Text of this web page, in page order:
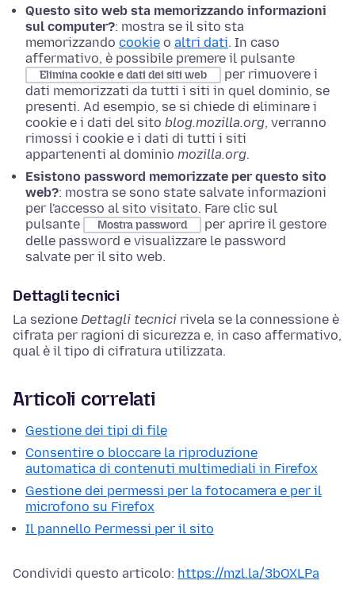
Questo sito web sta memorizzando informazioni
sul computer?: mostra se il sito sta
memorizzando cookie o altri dati. In caso
affermativo, è possibile premere il pulsante
Elimina cookie e dati dei siti web
per rimuovere i
dati memorizzati da tutti i siti in quel dominio, se
presenti. Ad esempio, se si chiede di eliminare i
cookie e i dati del sito blog.mozilla.org, verranno
rimossi i cookie e i dati di tutti i siti
appartenenti al dominio mozilla.org.
Esistono password memorizzate per questo sito
web?: mostra se sono state salvate informazioni
per l'accesso al sito visitato. Fare clic sul
pulsante
Mostra password
per aprire il gestore
delle password e visualizzare le password
salvate per il sito web.
Dettagli tecnici
La sezione Dettagli tecnici rivela se la connessione è
cifrata per ragioni di sicurezza e, in caso affermativo,
qual è il tipo di cifratura utilizzata.
Articoli correlati
Gestione dei tipi di file
Consentire o bloccare la riproduzione
automatica di contenuti multimediali in Firefox
Gestione dei permessi per la fotocamera e per il
microfono su Firefox
Il pannello Permessi per il sito
Condividi questo articolo: https://mzl.la/3bOXLPa